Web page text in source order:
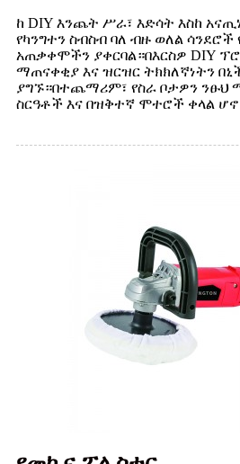
ከ DIY እንጨት ሥራ፣ እድሳት እስከ
የካንግተን ስብስብ ባለ ብዙ ወለል
አጠቃቀሞችን ያቀርባል።በእርስዎ DIY
ማጠናቀቂያ እና ዝርዝር ትክክለኛነትን
ያግኙ።በተጨማሪም፣ የስራ ቦታዎን ንፁህ
ስርዓቶች እና በዝቅተኛ ሞተሮች ቀላል